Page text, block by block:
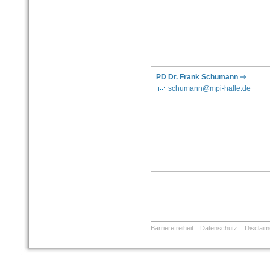
PD Dr. Frank Schumann ⇒
schumann@mpi-halle.de
Barrierefreiheit Datenschutz